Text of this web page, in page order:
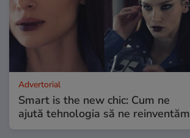
Advertorial
Smart is the new chic: Cum ne
ajută tehnologia să ne reinventăm